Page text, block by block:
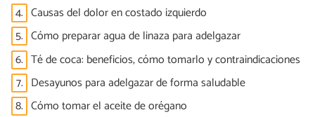
4. Causas del dolor en costado izquierdo
5. Cómo preparar agua de linaza para adelgazar
6. Té de coca: beneficios, cómo tomarlo y contraindicaciones
7. Desayunos para adelgazar de forma saludable
8. Cómo tomar el aceite de orégano